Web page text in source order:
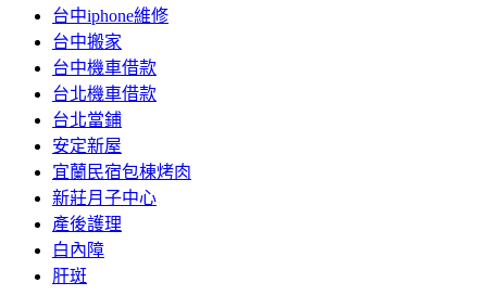
台中iphone維修
台中搬家
台中機車借款
台北機車借款
台北當鋪
安定新屋
宜蘭民宿包棟烤肉
新莊月子中心
產後護理
白內障
肝斑